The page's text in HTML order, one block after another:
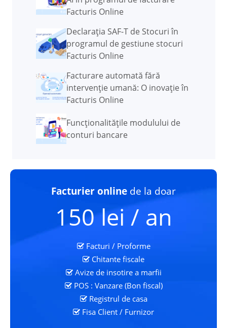
Facturis Online
Declarația SAF-T de Stocuri în
programul de gestiune stocuri
Facturis Online
Facturare automată fără
intervenție umană: O inovație în
Facturis Online
Funcţionalităţile modulului de
conturi bancare
Facturier online de la doar
150 lei / an
Facturi / Proforme
Chitante fiscale
Avize de insotire a marfii
POS : Vanzare (Bon fiscal)
Registrul de casa
Fisa Client / Furnizor